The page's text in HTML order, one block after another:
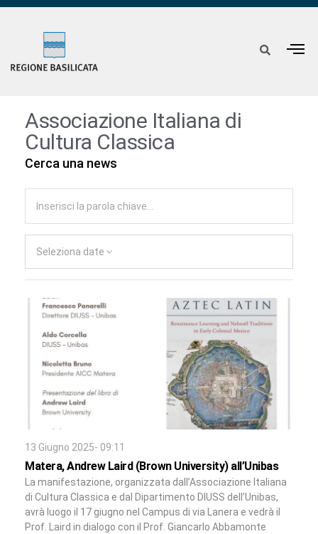
Associazione Italiana di
Cultura Classica
Cerca una news
Seleziona date
13 Giugno 2025- 09:11
Matera, Andrew Laird (Brown University) all’Unibas
La manifestazione, organizzata dall’Associazione Italiana
di Cultura Classica e dal Dipartimento DIUSS dell’Unibas,
avrà luogo il 17 giugno nel Campus di via Lanera e vedrà il
Prof. Laird in dialogo con il Prof. Giancarlo Abbamonte